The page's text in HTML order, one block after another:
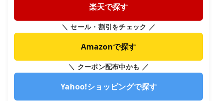
楽天で探す
＼ セール・割引をチェック ／
Amazonで探す
＼ クーポン配布中かも ／
Yahoo!ショッピングで探す